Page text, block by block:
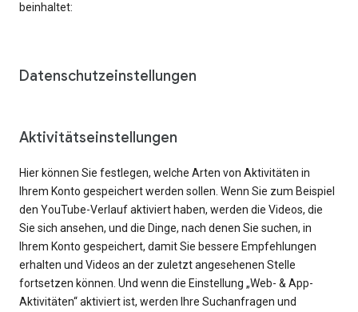
beinhaltet:
Datenschutzeinstellungen
Aktivitätseinstellungen
Hier können Sie festlegen, welche Arten von Aktivitäten in
Ihrem Konto gespeichert werden sollen. Wenn Sie zum Beispiel
den YouTube-Verlauf aktiviert haben, werden die Videos, die
Sie sich ansehen, und die Dinge, nach denen Sie suchen, in
Ihrem Konto gespeichert, damit Sie bessere Empfehlungen
erhalten und Videos an der zuletzt angesehenen Stelle
fortsetzen können. Und wenn die Einstellung „Web- & App-
Aktivitäten“ aktiviert ist, werden Ihre Suchanfragen und